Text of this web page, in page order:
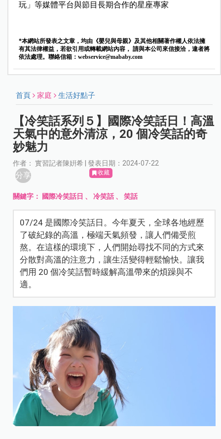
玩」等媒體平台與節目長期合作的星座專家
*本網站所發表之文章，均由《嬰兒與母親》及其他相關著作權人依法擁
有其法律權益，若欲引用或轉載網站內容， 請與本公司來信接洽，違者將
依法處理。聯絡信箱： webservice@mababy.com
首頁 家庭 生活好點子
【冷笑話系列５】國際冷笑話日！高溫
天氣中的意外清涼，20 個冷笑話的奇
妙魅力
作者： 實習記者陳姸希 | 發表日期：2024-07-22
分享 收藏
關鍵字： 國際冷笑話日 、冷笑話 、笑話
07/24 是國際冷笑話日。今年夏天，全球各地經歷
了破紀錄的高溫，極端天氣頻發，讓人們備受煎
熬。在這樣的環境下，人們開始尋找不同的方式來
分散對高溫的注意力，讓生活變得輕鬆愉快。讓我
們用 20 個冷笑話暫時緩解高溫帶來的煩躁與不
適。